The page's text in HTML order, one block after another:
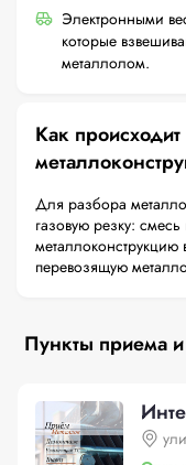
Электронными
которые
металлолом.
Как
Для разбора
газовую резку:
металлоконструкцию
перевозящую
Пункты приема